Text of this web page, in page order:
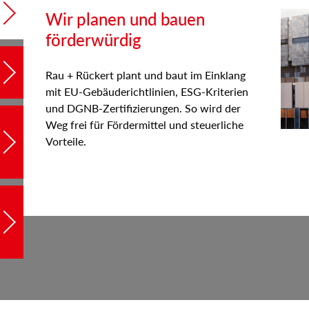
Wir planen und bauen
förderwürdig
Rau + Rückert plant und baut im Einklang
mit EU-Gebäuderichtlinien, ESG-Kriterien
und DGNB-Zertifizierungen. So wird der
Weg frei für Fördermittel und steuerliche
Vorteile.